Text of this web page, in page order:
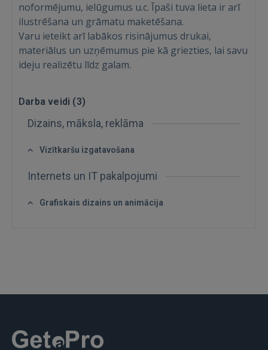
IENĀKT
Vēl neesat reģistrējies?
noformējumu, ielūgumus u.c. Īpaši tuva lieta ir arī
ilustrēšana un grāmatu maketēšana.
Varu ieteikt arī labākos risinājumus drukai,
materiālus un uzņēmumus pie kā griezties, lai savu
ideju realizētu līdz galam.
Darba veidi (3)
Dizains, māksla, reklāma
Vizītkaršu izgatavošana
Internets un IT pakalpojumi
Grafiskais dizains un animācija